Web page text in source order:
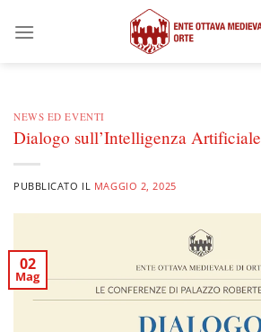
NEWS ED EVENTI
Dialogo sull’Intelligenza Artificiale
PUBBLICATO IL MAGGIO 2, 2025
02
Mag